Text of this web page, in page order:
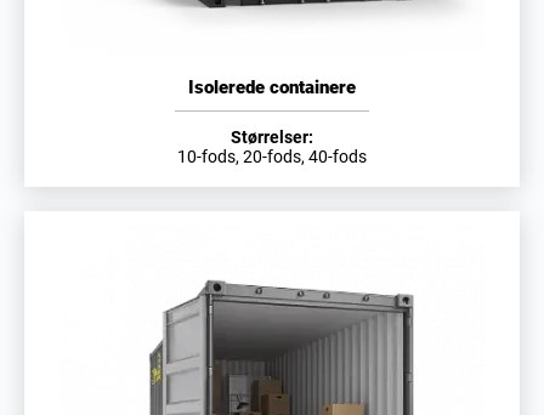
Isolerede containere
Størrelser:
10-fods, 20-fods, 40-fods